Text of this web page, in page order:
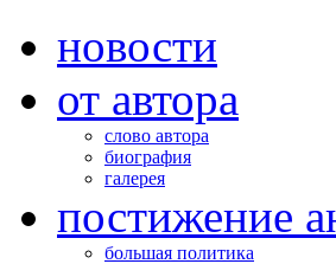
новости
от автора
слово автора
биография
галерея
постижение
большая политика